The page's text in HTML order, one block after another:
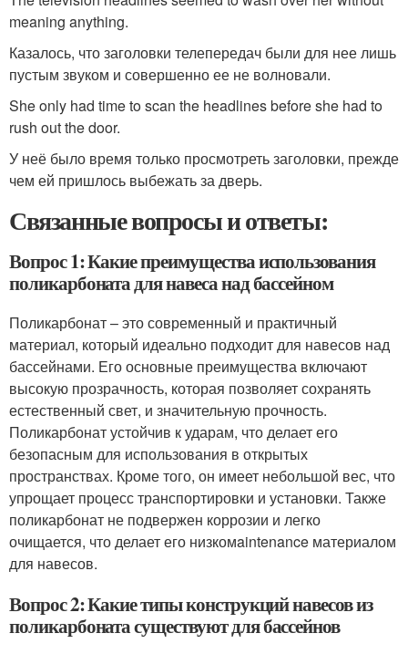
meaning anything.
Казалось, что заголовки телепередач были для нее лишь
пустым звуком и совершенно ее не волновали.
She only had time to scan the headlines before she had to
rush out the door.
У неё было время только просмотреть заголовки, прежде
чем ей пришлось выбежать за дверь.
Связанные вопросы и ответы:
Вопрос 1: Какие преимущества использования
поликарбоната для навеса над бассейном
Поликарбонат – это современный и практичный
материал, который идеально подходит для навесов над
бассейнами. Его основные преимущества включают
высокую прозрачность, которая позволяет сохранять
естественный свет, и значительную прочность.
Поликарбонат устойчив к ударам, что делает его
безопасным для использования в открытых
пространствах. Кроме того, он имеет небольшой вес, что
упрощает процесс транспортировки и установки. Также
поликарбонат не подвержен коррозии и легко
очищается, что делает его низкомaintenance материалом
для навесов.
Вопрос 2: Какие типы конструкций навесов из
поликарбоната существуют для бассейнов